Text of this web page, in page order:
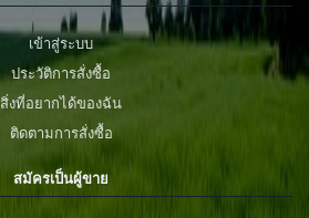
เข้าสู่ระบบ
ประวัติการสั่งซื้อ
สิ่งที่อยากได้ของฉัน
ติดตามการสั่งซื้อ
สมัครเป็นผู้ขาย